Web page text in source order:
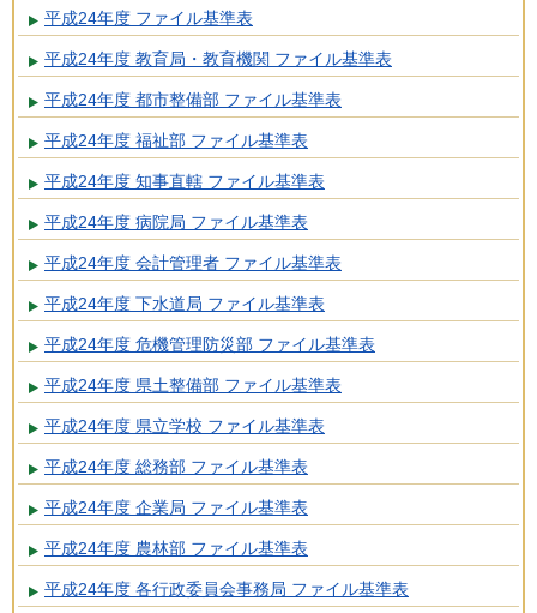
平成24年度 ファイル基準表
平成24年度 教育局・教育機関 ファイル基準表
平成24年度 都市整備部 ファイル基準表
平成24年度 福祉部 ファイル基準表
平成24年度 知事直轄 ファイル基準表
平成24年度 病院局 ファイル基準表
平成24年度 会計管理者 ファイル基準表
平成24年度 下水道局 ファイル基準表
平成24年度 危機管理防災部 ファイル基準表
平成24年度 県土整備部 ファイル基準表
平成24年度 県立学校 ファイル基準表
平成24年度 総務部 ファイル基準表
平成24年度 企業局 ファイル基準表
平成24年度 農林部 ファイル基準表
平成24年度 各行政委員会事務局 ファイル基準表